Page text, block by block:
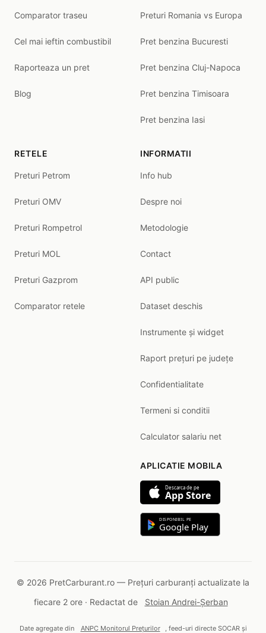
Comparator traseu
Cel mai ieftin combustibil
Raporteaza un pret
Blog
Preturi Romania vs Europa
Pret benzina Bucuresti
Pret benzina Cluj-Napoca
Pret benzina Timisoara
Pret benzina Iasi
RETELE
Preturi Petrom
Preturi OMV
Preturi Rompetrol
Preturi MOL
Preturi Gazprom
Comparator retele
INFORMATII
Info hub
Despre noi
Metodologie
Contact
API public
Dataset deschis
Instrumente și widget
Raport prețuri pe județe
Confidentialitate
Termeni si conditii
Calculator salariu net
APLICATIE MOBILA
Descarca de pe
App Store
DISPONIBIL PE
Google Play
© 2026 PretCarburant.ro — Prețuri carburanți actualizate la
fiecare 2 ore · Redactat de
Stoian Andrei-Șerban
Date agregate din ANPC Monitorul Prețurilor , feed-uri directe SOCAR și